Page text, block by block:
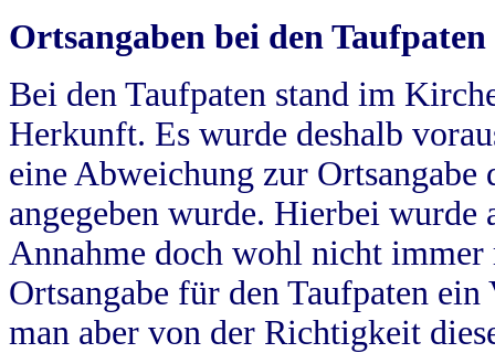
Ortsangaben bei den Taufpaten
Bei den Taufpaten stand im
Herkunft. Es wurde deshalb
eine Abweichung zur
angegeben wurde. Hierbei wurde
Annahme doch wohl nicht
Ortsangabe für den Taufpaten
man aber von der Richtigkeit